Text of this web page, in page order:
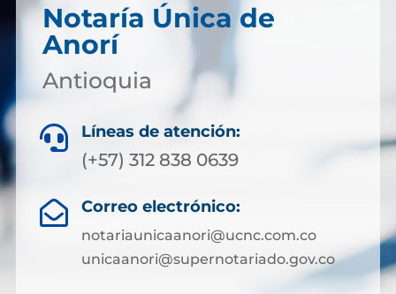
Notaría Única de
Anorí
Antioquia
 Líneas de atención:
(+57) 312 838 0639
 Correo electrónico:
notariaunicaanori@ucnc.com.co
unicaanori@supernotariado.gov.co